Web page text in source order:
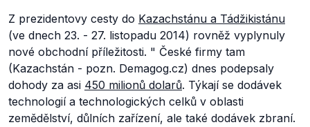
Z prezidentovy cesty do Kazachstánu a Tádžikistánu
(ve dnech 23. - 27. listopadu 2014) rovněž vyplynuly
nové obchodní příležitosti. " České firmy tam
(Kazachstán - pozn. Demagog.cz) dnes podepsaly
dohody za asi 450 milionů dolarů. Týkají se dodávek
technologií a technologických celků v oblasti
zemědělství, důlních zařízení, ale také dodávek zbraní.